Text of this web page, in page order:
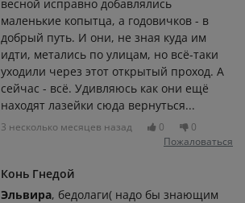
весной исправно добавлялись
маленькие копытца, а годовичков - в
добрый путь. И они, не зная куда им
идти, метались по улицам, но всё-таки
уходили через этот открытый проход. А
сейчас - всё. Удивляюсь как они ещё
находят лазейки сюда вернуться...
3 несколько месяцев назад 0
0
Пожаловаться
Конь Гнедой
Эльвира, бедолаги( надо бы знающим